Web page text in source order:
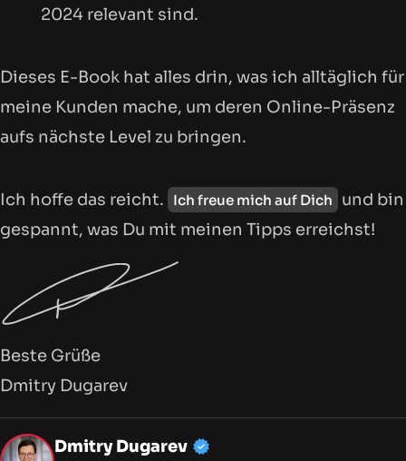
2024 relevant sind.
Dieses E-Book hat alles drin, was ich alltäglich für
meine Kunden mache, um deren Online-Präsenz
aufs nächste Level zu bringen.
Ich hoffe das reicht. Ich freue mich auf Dich
und bin
gespannt, was Du mit meinen Tipps erreichst!
Beste Grüße
Dmitry Dugarev
Mein Profil,
Dmitry Dugarev